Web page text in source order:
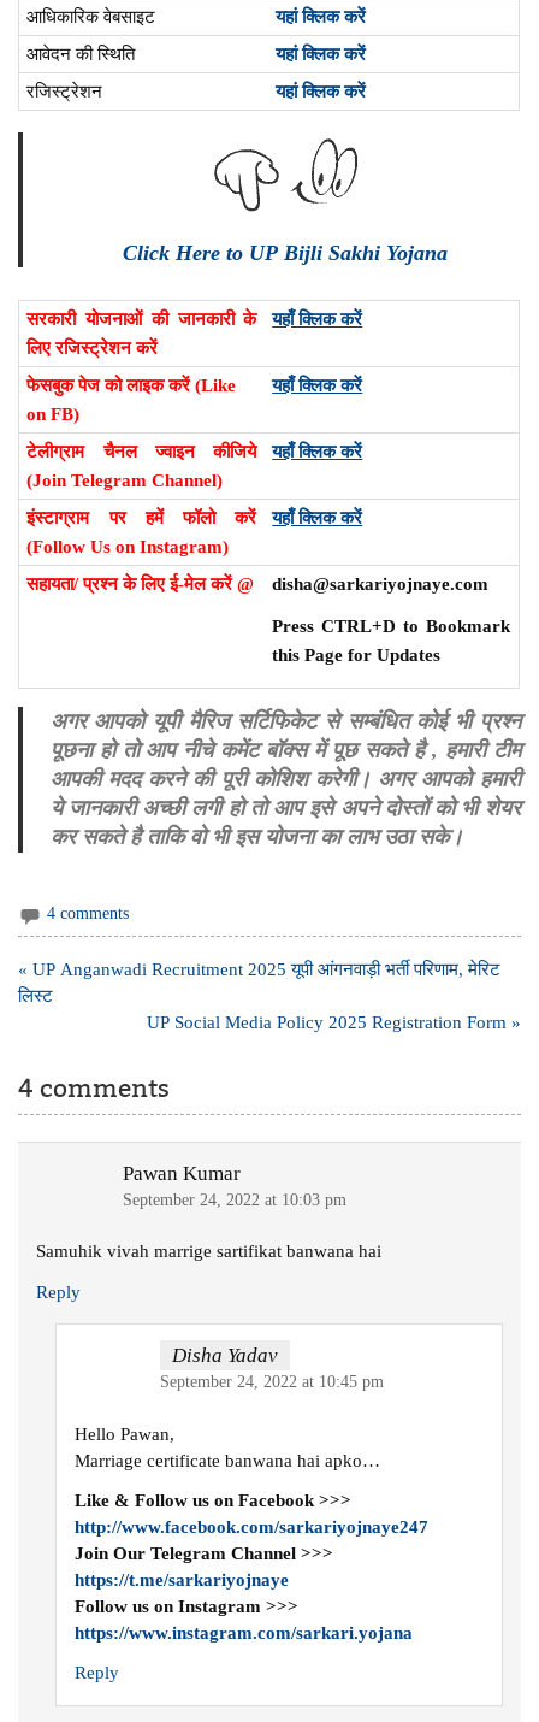
आधिकारिक वेबसाइट
यहां क्लिक करें
आवेदन की स्थिति
यहां क्लिक करें
रजिस्ट्रेशन
यहां क्लिक करें
Click Here to UP Bijli Sakhi Yojana
सरकारी योजनाओं की जानकारी के
लिए रजिस्ट्रेशन करें
यहाँ क्लिक करें
फेसबुक पेज को लाइक करें (Like
on FB)
यहाँ क्लिक करें
टेलीग्राम चैनल ज्वाइन कीजिये
(Join Telegram Channel)
यहाँ क्लिक करें
इंस्टाग्राम पर हमें फॉलो करें
(Follow Us on Instagram)
यहाँ क्लिक करें
सहायता/ प्रश्न के लिए ई-मेल करें @ disha@sarkariyojnaye.com
Press CTRL+D to Bookmark
this Page for Updates
अगर आपको यूपी मैरिज सर्टिफिकेट से सम्बंधित कोई भी प्रश्न
पूछना हो तो आप नीचे कमेंट बॉक्स में पूछ सकते है , हमारी टीम
आपकी मदद करने की पूरी कोशिश करेगी। अगर आपको हमारी
ये जानकारी अच्छी लगी हो तो आप इसे अपने दोस्तों को भी शेयर
कर सकते है ताकि वो भी इस योजना का लाभ उठा सके।
4 comments
Post
navigation
« UP Anganwadi Recruitment 2025 यूपी आंगनवाड़ी भर्ती परिणाम, मेरिट
लिस्ट
UP Social Media Policy 2025 Registration Form »
4 comments
Pawan Kumar
September 24, 2022 at 10:03 pm
Samuhik vivah marrige sartifikat banwana hai
Reply
Disha Yadav
September 24, 2022 at 10:45 pm
Hello Pawan,
Marriage certificate banwana hai apko…
Like & Follow us on Facebook >>>
http://www.facebook.com/sarkariyojnaye247
Join Our Telegram Channel >>>
https://t.me/sarkariyojnaye
Follow us on Instagram >>>
https://www.instagram.com/sarkari.yojana
Reply